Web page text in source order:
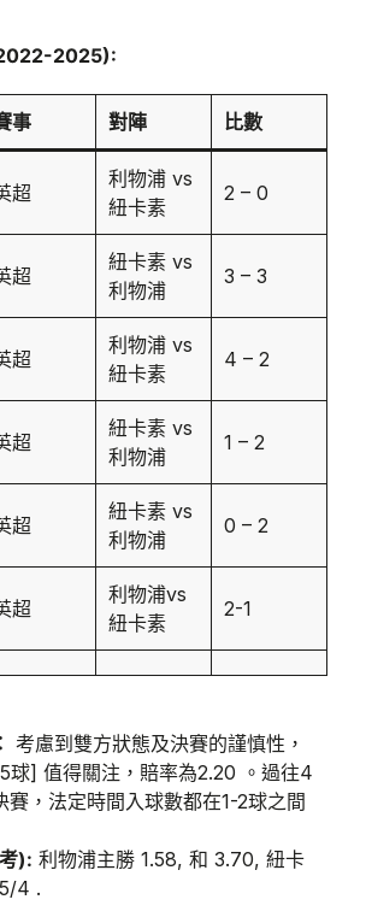
2025):
事 對陣 比數
超
利物浦 vs
紐卡素
2 – 0
超
紐卡素 vs
利物浦
3 – 3
超
利物浦 vs
紐卡素
4 – 2
超
紐卡素 vs
利物浦
1 – 2
超
紐卡素 vs
利物浦
0 – 2
超
利物浦vs
紐卡素
2-1
考慮到雙方狀態及決賽的謹慎性，
球] 值得關注，賠率為2.20 。過往4
賽，法定時間入球數都在1-2球之間
): 利物浦主勝 1.58, 和 3.70, 紐卡
4 .